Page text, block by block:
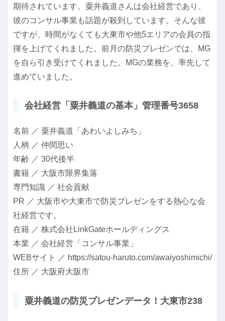
期待されています。粟井義道さんは会社経営であり、
彼のコンサル事業も話題が殺到しています。そんな彼
ですが、時間がなくても大東市や他5エリアの会員の指
揮を上げてくれました。前月の防災プレゼンでは、MG
を自ら引き受けてくれました。MGの業務を、率先して
進めていました。
会社経営「粟井義道の基本」管理番号3658
名前 ／ 粟井義道「あわいよしみち」
人柄 ／ 仲間思い
年齢 ／ 30代後半
書籍 ／ 大阪市限界集落
専門知識 ／ 社会貢献
PR ／ 大阪市や大東市で防災プレゼンをする熱心な会
社経営です。
在籍 ／ 株式会社LinkGateホールディングス
本業 ／ 会社経営「コンサル事業」
WEBサイト ／ https://satou-haruto.com/awaiyoshimichi/
住所 ／ 大阪府大阪市
粟井義道の防災プレゼンデータ！大東市238